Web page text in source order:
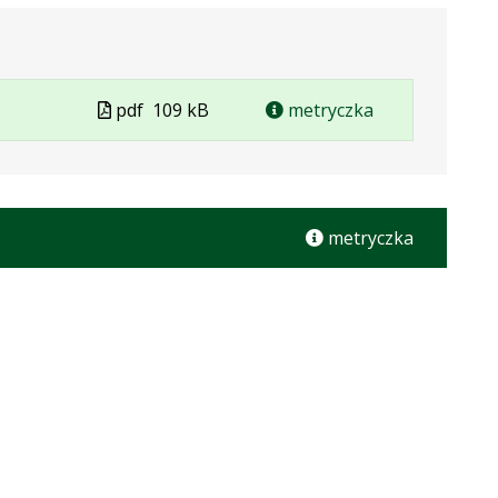
Plik
w
pdf 109 kB metryczka
metryczka